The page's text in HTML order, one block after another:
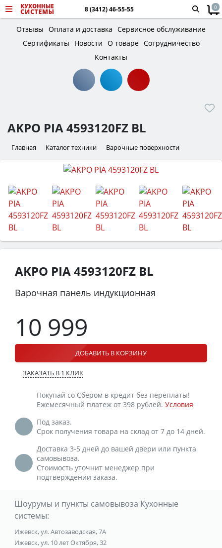
8 (3412) 46-55-55 0
Отзывы Оплата и доставка Сервисное обслуживание
Сертификаты
Новости О товаре Сотрудничество
Контакты
AKPO PIA 4593120FZ BL
Главная Каталог техники Варочные поверхности
AKPO PIA 4593120FZ BL
Варочная панель индукционная
10 999
ДОБАВИТЬ В КОРЗИНУ
ЗАКАЗАТЬ В 1 КЛИК
Покупай со Сбером в кредит без переплаты!
Ежемесячный платеж от 398 рублей. Условия
Под заказ.
Срок получения товара на склад от 7 до 14 дней.
Доставка 3-5 дней до вашей двери или пункта
самовывоза.
Стоимость уточнит менеджер при
подтверждении заказа.
Шоурумы и пункты самовывоза Кухонные
системы:
Ижевск, ул. Автозаводская, 7А
Ижевск, ул. 10 лет Октября, 32